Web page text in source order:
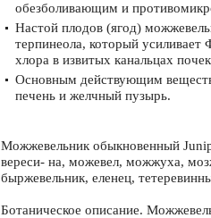
обезболивающим и
Настой плодов (ягод)
терпинеола, который
хлора в извитых канальцах
Основным действующим
печень и желчный пузырь.
Можжевельник обыкновенный
вереси- на, можевел, можжуха,
быржевельник, еленец,
Ботаническое описание.